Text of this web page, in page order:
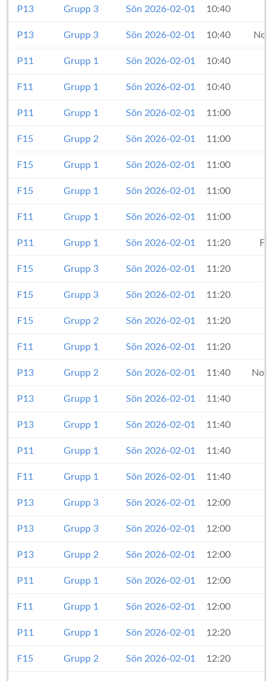
P13 Grupp 3 Sön 2026-02-01 10:40
P13 Grupp 3 Sön 2026-02-01 10:40
P11 Grupp 1 Sön 2026-02-01 10:40
F11 Grupp 1 Sön 2026-02-01 10:40
P11 Grupp 1 Sön 2026-02-01 11:00
F15 Grupp 2 Sön 2026-02-01 11:00
F15 Grupp 1 Sön 2026-02-01 11:00
F15 Grupp 1 Sön 2026-02-01 11:00
F11 Grupp 1 Sön 2026-02-01 11:00
P11 Grupp 1 Sön 2026-02-01 11:20
F15 Grupp 3 Sön 2026-02-01 11:20
F15 Grupp 3 Sön 2026-02-01 11:20
F15 Grupp 2 Sön 2026-02-01 11:20
F11 Grupp 1 Sön 2026-02-01 11:20
P13 Grupp 2 Sön 2026-02-01 11:40
P13 Grupp 1 Sön 2026-02-01 11:40
P13 Grupp 1 Sön 2026-02-01 11:40
P11 Grupp 1 Sön 2026-02-01 11:40
F11 Grupp 1 Sön 2026-02-01 11:40
P13 Grupp 3 Sön 2026-02-01 12:00
P13 Grupp 3 Sön 2026-02-01 12:00
P13 Grupp 2 Sön 2026-02-01 12:00
P11 Grupp 1 Sön 2026-02-01 12:00
F11 Grupp 1 Sön 2026-02-01 12:00
P11 Grupp 1 Sön 2026-02-01 12:20
F15 Grupp 2 Sön 2026-02-01 12:20